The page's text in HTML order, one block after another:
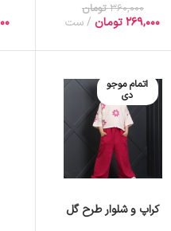
360,000 تومان
269,000 تومان ست
اتمام موجو
دی
کراپ و شلوار طرح گل